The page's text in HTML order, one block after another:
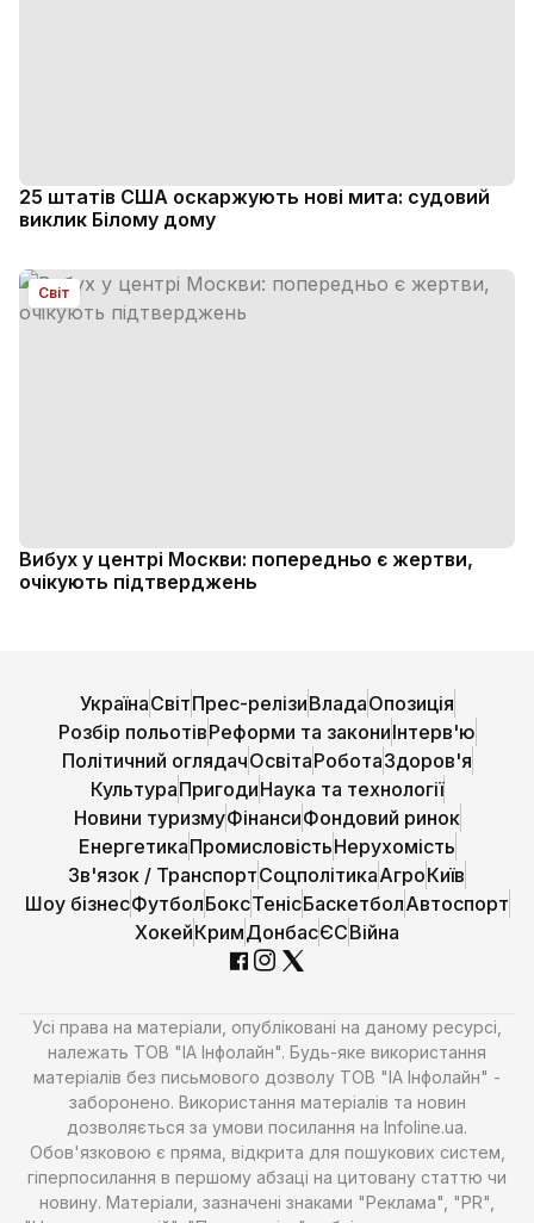
25 штатів США оскаржують нові мита: судовий
виклик Білому дому
Світ
Вибух у центрі Москви: попередньо є жертви,
очікують підтверджень
УкраїнаСвітПрес-релізиВладаОпозиція
Розбір польотівРеформи та закониІнтерв'ю
Політичний оглядачОсвітаРоботаЗдоров'я
КультураПригодиНаука та технології
Новини туризмуФінансиФондовий ринок
ЕнергетикаПромисловістьНерухомість
Зв'язок / ТранспортСоцполітикаАгроКиїв
Шоу бізнесФутболБоксТенісБаскетболАвтоспорт
ХокейКримДонбасЄСВійна
Усі права на матеріали, опубліковані на даному ресурсі,
належать ТОВ "ІА Інфолайн". Будь-яке використання
матеріалів без письмового дозволу ТОВ "ІА Інфолайн" -
заборонено. Використання матеріалів та новин
дозволяється за умови посилання на Infoline.ua.
Обов'язковою є пряма, відкрита для пошукових систем,
гіперпосилання в першому абзаці на цитовану статтю чи
новину. Матеріали, зазначені знаками "Реклама", "PR",